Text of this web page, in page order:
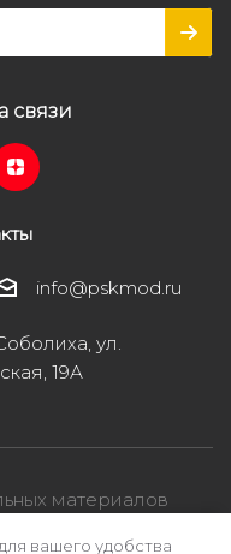
связи
info@pskmod.ru
ул.
19А
материалов
вашего удобства